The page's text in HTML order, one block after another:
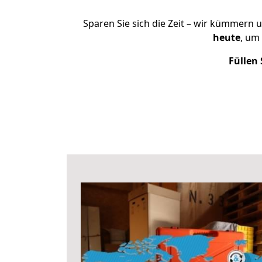
Sparen Sie sich die Zeit – wir
heute,
Füllen